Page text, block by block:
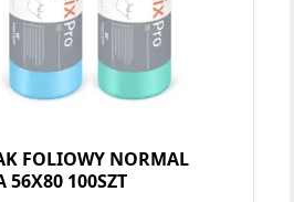
FOLIOWY NORMAL
56X80 100SZT